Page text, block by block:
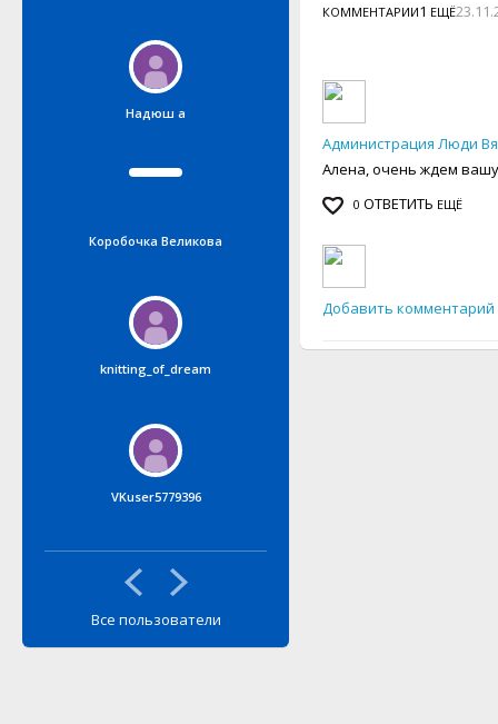
Надюш а
Коробочка Великова
knitting_of_dream
VKuser5779396
увлечения"
im_Uta
Все пользователи
КОММЕНТАРИИ1 ЕЩЁ
Администрация Люди
Алена, очень ждем
0 ОТВЕТИТЬ ЕЩЁ
Добавить комментарий